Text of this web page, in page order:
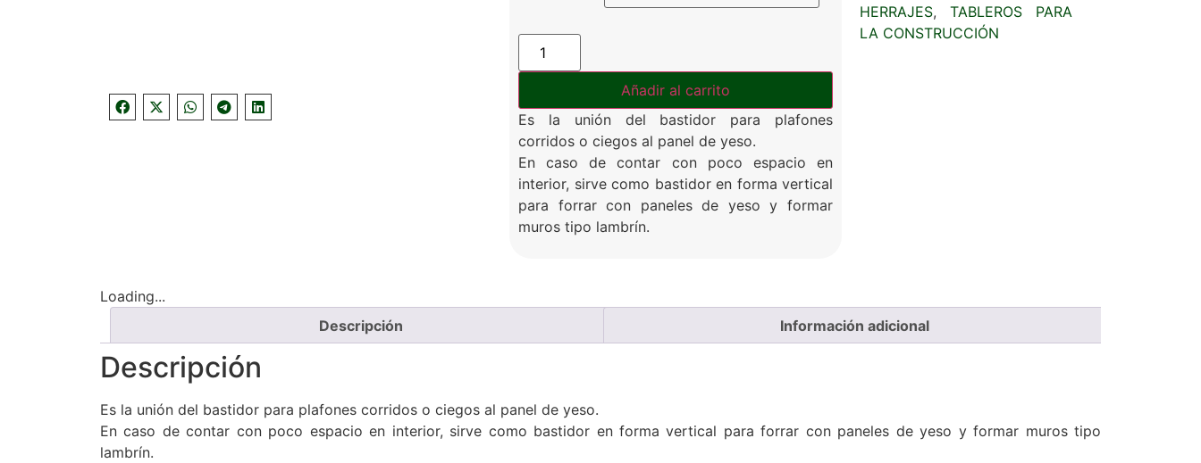
Añadir al carrito
Es la unión del bastidor para plafones
corridos o ciegos al panel de yeso.
En caso de contar con poco espacio en
interior, sirve como bastidor en forma vertical
para forrar con paneles de yeso y formar
muros tipo lambrín.
HERRAJES, TABLEROS PARA
LA CONSTRUCCIÓN
Loading...
Descripción
Información adicional
Descripción
Es la unión del bastidor para plafones corridos o ciegos al panel de yeso.
En caso de contar con poco espacio en interior, sirve como bastidor en forma vertical para forrar con paneles de yeso y formar muros tipo
lambrín.